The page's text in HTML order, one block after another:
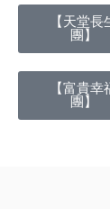
【天堂長
團】
【富貴幸
團】